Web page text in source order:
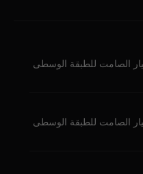
الصامت للطبقة الوسطى
الصامت للطبقة الوسطى